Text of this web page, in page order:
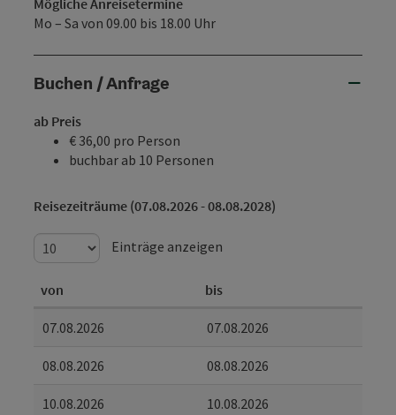
Mo – Sa von 09.00 bis 18.00 Uhr
Buchen / Anfrage
ab Preis
€ 36,00 pro Person
buchbar ab 10 Personen
Reisezeiträume (07.08.2026 - 08.08.2028)
Einträge anzeigen
von bis
07.08.2026 07.08.2026
08.08.2026 08.08.2026
10.08.2026 10.08.2026